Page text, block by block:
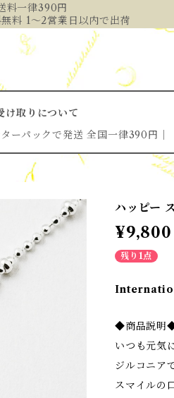
料一律390円
料 1～2営業日以内で出荷
け取りについて
ーパックで発送 全国一律390円│
ハッピー
¥9,800
残り1点
◆商品説明
いつも元気
ジルコニア
スマイルの